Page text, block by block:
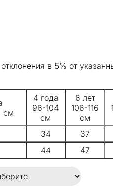
в 5% от
см
4 года
96-104
см
6 лет
106-116
см
34 37
44 47